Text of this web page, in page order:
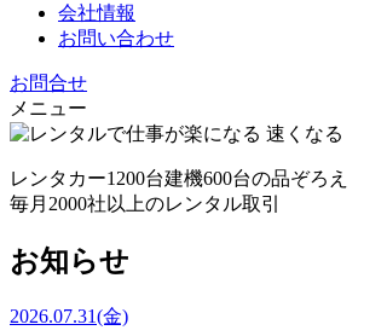
会社情報
お問い合わせ
お問合せ
メニュー
レンタカー1200台建機600台の品ぞろえ
毎月2000社以上のレンタル取引
お知らせ
2026.07.31(金)